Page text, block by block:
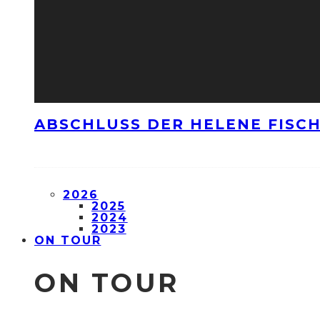
ABSCHLUSS DER HELENE
2026
2025
2024
2023
ON TOUR
ON TOUR